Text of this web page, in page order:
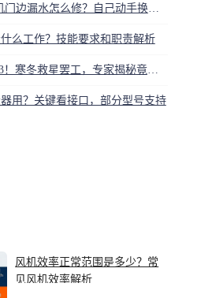
LG滚筒洗衣机门边漏水怎么修？自己动手换密封圈教程视频
么工作？技能要求和职责解析
冰箱突现EE33！寒冬救星罢工，专家揭秘竟是无解故障？
用？关键看接口，部分型号支持
风机效率正常范围是多少？常
见风机效率解析